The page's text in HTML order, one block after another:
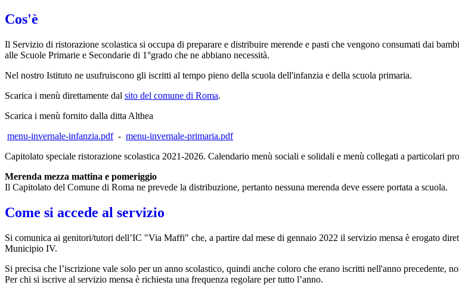
Cos'è
Il Servizio di ristorazione scolastica si occupa di preparare e distribuire merende e pasti che vengono consumati dai
alle Scuole Primarie e Secondarie di 1°grado che ne abbiano necessità.
Nel nostro Istituto ne usufruiscono gli iscritti al tempo pieno della scuola dell'infanzia e della scuola primaria.
Scarica i menù direttamente dal sito del comune di Roma.
Scarica i menù fornito dalla ditta Althea
menu-invernale-infanzia.pdf- menu-invernale-primaria.pdf
Capitolato speciale ristorazione scolastica 2021-2026. Calendario menù sociali e solidali e menù collegati a particolari
Merenda mezza mattina e pomeriggio
Il Capitolato del Comune di Roma ne prevede la distribuzione, pertanto nessuna merenda deve essere portata a scuola.
Come si accede al servizio
Si comunica ai genitori/tutori dell’IC "Via Maffi" che, a partire dal mese di gennaio 2022 il servizio mensa è erogato
Municipio IV.
Si precisa che l’iscrizione vale solo per un anno scolastico, quindi anche coloro che erano iscritti nell'anno precedente,
Per chi si iscrive al servizio mensa è richiesta una frequenza regolare per tutto l’anno.